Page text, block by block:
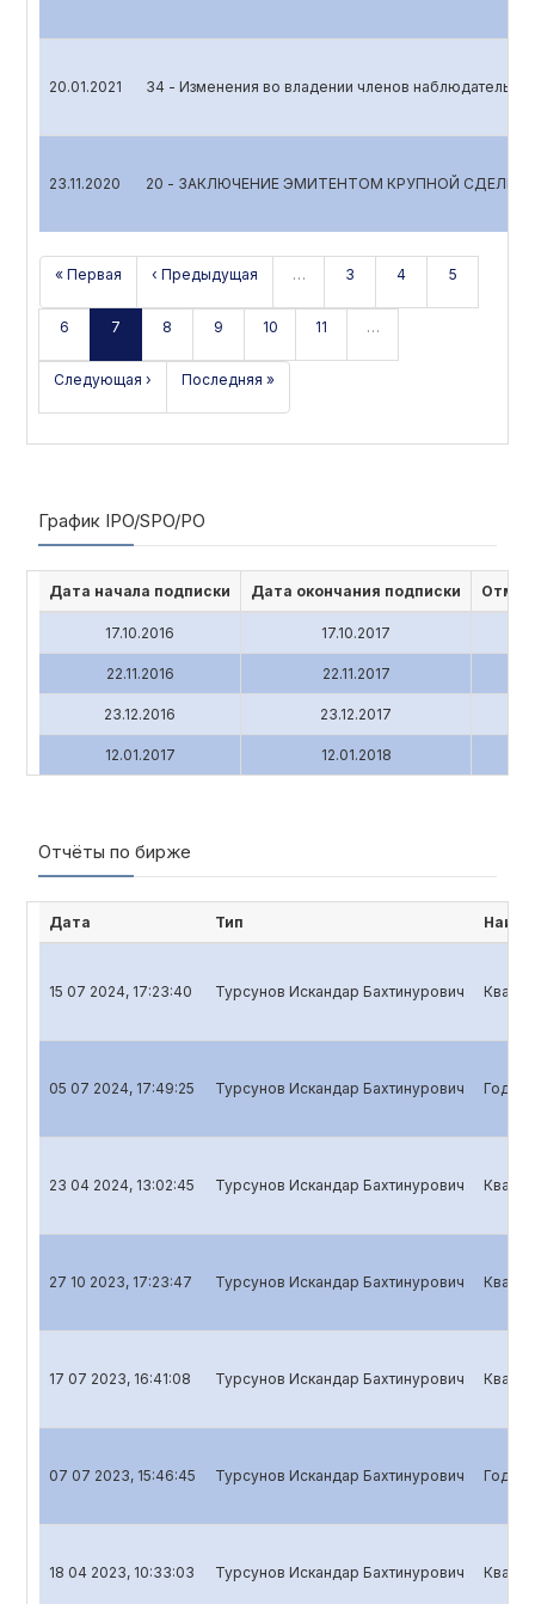
20.01.2021 34 - Изменения во владении членов
23.11.2020 20 - ЗАКЛЮЧЕНИЕ ЭМИТЕНТОМ КРУПНОЙ СДЕЛКИ
« Первая ‹ Предыдущая … 3 4 5
6 7 8 9 10 11 …
Следующая › Последняя »
График IPO/SPO/PO
Дата начала подписки Дата окончания подписки
17.10.2016 17.10.2017
22.11.2016 22.11.2017
23.12.2016 23.12.2017
12.01.2017 12.01.2018
Отчёты по бирже
Дата Тип
15 07 2024, 17:23:40 Турсунов Искандар Бахтинурович
05 07 2024, 17:49:25 Турсунов Искандар Бахтинурович
23 04 2024, 13:02:45 Турсунов Искандар Бахтинурович
27 10 2023, 17:23:47 Турсунов Искандар Бахтинурович
17 07 2023, 16:41:08 Турсунов Искандар Бахтинурович
07 07 2023, 15:46:45 Турсунов Искандар Бахтинурович
18 04 2023, 10:33:03 Турсунов Искандар Бахтинурович